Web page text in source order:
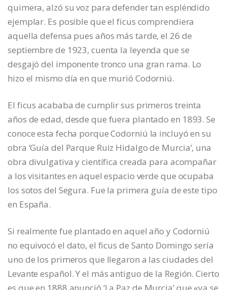
quimera, alzó su voz para defender tan espléndido
ejemplar. Es posible que el ficus comprendiera
aquella defensa pues años más tarde, el 26 de
septiembre de 1923, cuenta la leyenda que se
desgajó del imponente tronco una gran rama. Lo
hizo el mismo día en que murió Codorniú.
El ficus acababa de cumplir sus primeros treinta
años de edad, desde que fuera plantado en 1893. Se
conoce esta fecha porque Codorniú la incluyó en su
obra ‘Guía del Parque Ruiz Hidalgo de Murcia’, una
obra divulgativa y científica creada para acompañar
a los visitantes en aquel espacio verde que ocupaba
los sotos del Segura. Fue la primera guía de este tipo
en España.
Si realmente fue plantado en aquel año y Codorniú
no equivocó el dato, el ficus de Santo Domingo sería
uno de los primeros que llegaron a las ciudades del
Levante español. Y el más antiguo de la Región. Cierto